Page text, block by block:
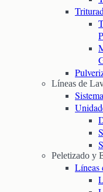
Líneas de
Peletizado y
Líneas